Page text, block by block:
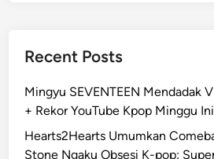
Recent Posts
Mingyu SEVENTEEN Mendadak
+ Rekor YouTube Kpop Minggu Ini
Hearts2Hearts Umumkan
Stone Ngaku Obsesi K-pop: